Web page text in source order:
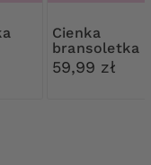
Cienka
bransoletka
czarne
59,99 zł